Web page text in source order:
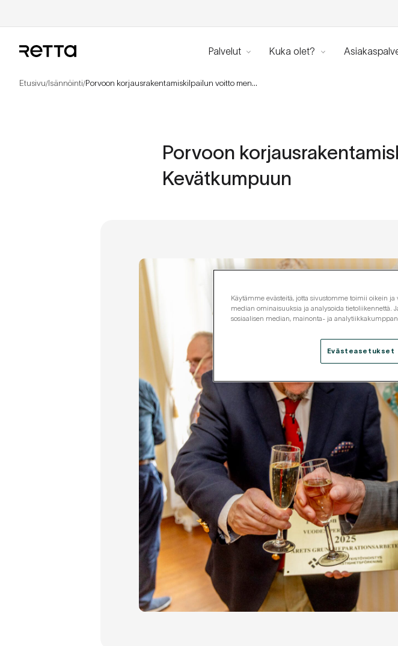
Palvelut Kuka olet?
Etusivu/Isännöinti/ Porvoon korjausrakentamiskilpailun voitto meni Kevätkumpuun
Porvoon
Kevätkumpuun
Käytämme evästeitä, jotta sivustomme toimii oikein
median ominaisuuksia ja analysoida tietoliikennettä.
sosiaalisen median, mainonta- ja
Evästeasetukset